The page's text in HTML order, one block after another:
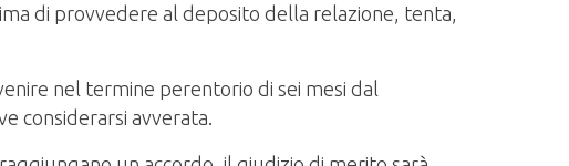
di provvedere al deposito della relazione, tenta,
nel termine perentorio di sei mesi dal
considerarsi avverata.